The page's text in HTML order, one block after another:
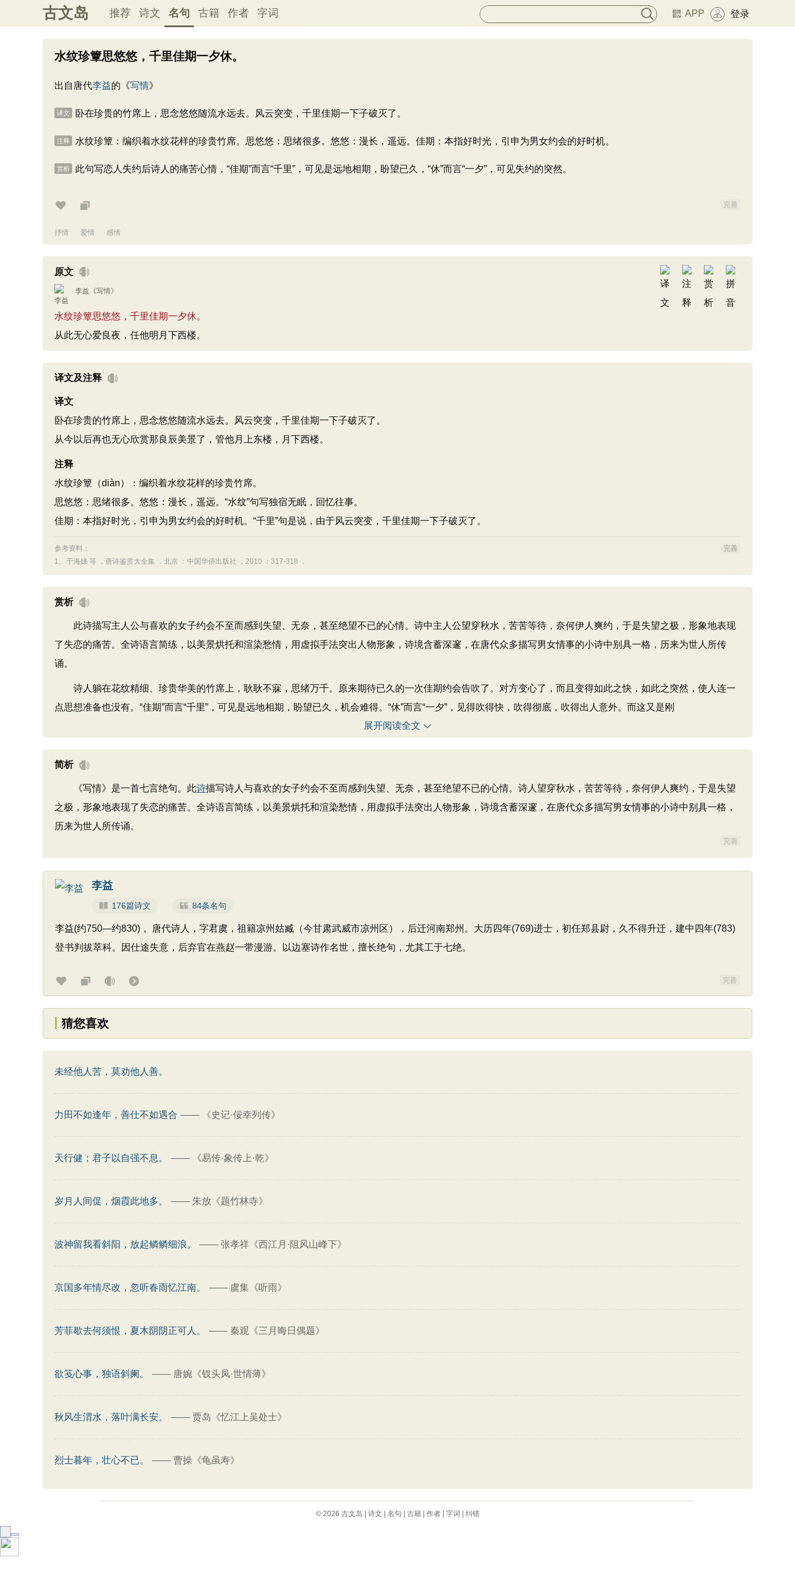
古文岛 推荐 诗文 名句 古籍 作者 字词 APP 登录
水纹珍簟思悠悠，千里佳期一夕休。
出自唐代李益的《写情》
译文 卧在珍贵的竹席上，思念悠悠随流水远去。风云突变，千里佳期一下子破灭了。
注释 水纹珍簟：编织着水纹花样的珍贵竹席。思悠悠：思绪很多。悠悠：漫长，遥远。佳期：本指好时光，引申为男女约会的好时机。
赏析 此句写恋人失约后诗人的痛苦心情，“佳期”而言“千里”，可见是远地相期，盼望已久，“休”而言“一夕”，可见失约的突然。
完善
抒情 爱情 感情
原文
李益 《写情》
水纹珍簟思悠悠，千里佳期一夕休。
从此无心爱良夜，任他明月下西楼。
译文及注释
译文
卧在珍贵的竹席上，思念悠悠随流水远去。风云突变，千里佳期一下子破灭了。
从今以后再也无心欣赏那良辰美景了，管他月上东楼，月下西楼。
注释
水纹珍簟（diàn）：编织着水纹花样的珍贵竹席。
思悠悠：思绪很多。悠悠：漫长，遥远。“水纹”句写独宿无眠，回忆往事。
佳期：本指好时光，引申为男女约会的好时机。“千里”句是说，由于风云突变，千里佳期一下子破灭了。
参考资料：
完善
1、 于海娣 等 ．唐诗鉴赏大全集 ．北京 ：中国华侨出版社 ，2010 ：317-318 ．
赏析
此诗描写主人公与喜欢的女子约会不至而感到失望、无奈，甚至绝望不已的心情。诗中主人公望穿秋水，苦苦等待，奈何伊人爽约，于是失望之极，形象地表现
了失恋的痛苦。全诗语言简练，以美景烘托和渲染愁情，用虚拟手法突出人物形象，诗境含蓄深邃，在唐代众多描写男女情事的小诗中别具一格，历来为世人所传
诵。
诗人躺在花纹精细、珍贵华美的竹席上，耿耿不寐，思绪万千。原来期待已久的一次佳期约会告吹了。对方变心了，而且变得如此之快，如此之突然，使人连一
点思想准备也没有。“佳期”而言“千里”，可见是远地相期，盼望已久，机会难得。“休”而言“一夕”，见得吹得快，吹得彻底，吹得出人意外。而这又是刚
展开阅读全文
简析
《写情》是一首七言绝句。此诗描写诗人与喜欢的女子约会不至而感到失望、无奈，甚至绝望不已的心情。诗人望穿秋水，苦苦等待，奈何伊人爽约，于是失望
之极，形象地表现了失恋的痛苦。全诗语言简练，以美景烘托和渲染愁情，用虚拟手法突出人物形象，诗境含蓄深邃，在唐代众多描写男女情事的小诗中别具一格，
历来为世人所传诵。
完善
李益
176篇诗文 84条名句
李益(约750—约830)， 唐代诗人，字君虞，祖籍凉州姑臧（今甘肃武威市凉州区），后迁河南郑州。大历四年(769)进士，初任郑县尉，久不得升迁，建中四年(783)
登书判拔萃科。因仕途失意，后弃官在燕赵一带漫游。以边塞诗作名世，擅长绝句，尤其工于七绝。
完善
猜您喜欢
未经他人苦，莫劝他人善。
力田不如逢年，善仕不如遇合 —— 《史记·佞幸列传》
天行健；君子以自强不息。 —— 《易传·象传上·乾》
岁月人间促，烟霞此地多。 —— 朱放《题竹林寺》
波神留我看斜阳，放起鳞鳞细浪。 —— 张孝祥《西江月·阻风山峰下》
京国多年情尽改，忽听春雨忆江南。 —— 虞集《听雨》
芳菲歇去何须恨，夏木阴阴正可人。 —— 秦观《三月晦日偶题》
欲笺心事，独语斜阑。 —— 唐婉《钗头凤·世情薄》
秋风生渭水，落叶满长安。 —— 贾岛《忆江上吴处士》
烈士暮年，壮心不已。 —— 曹操《龟虽寿》
© 2026 古文岛 诗文 名句 古籍| 作者| 字词 纠错